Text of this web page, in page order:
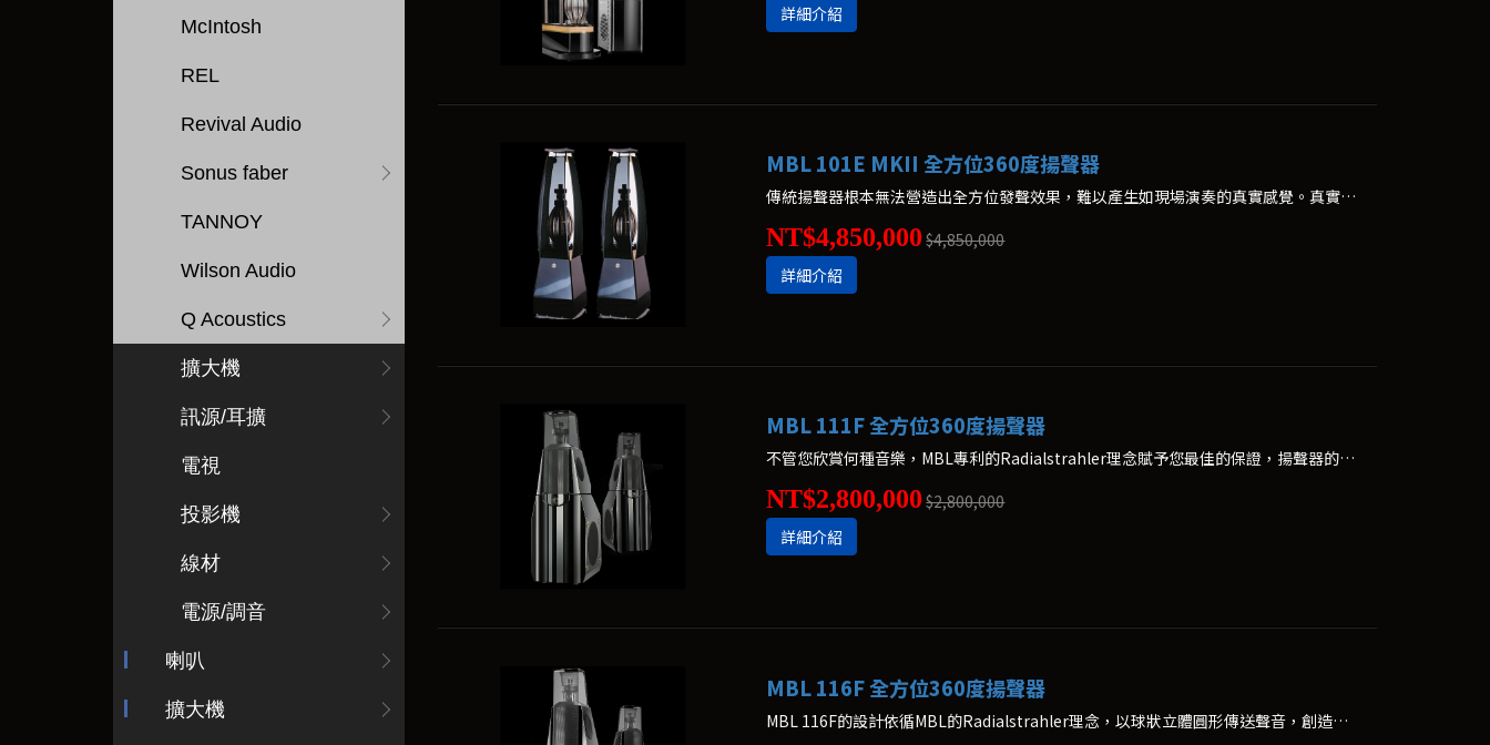
McIntosh
REL
Revival Audio
Sonus faber
TANNOY
Wilson Audio
Q Acoustics
擴大機
訊源/耳擴
電視
投影機
線材
電源/調音
喇叭
擴大機
詳細介紹
MBL 101E MKII 全方位360度揚聲器
傳統揚聲器根本無法營造出全方位發聲效果，難以產生如現場演奏的真實感覺。真實演奏效果是 包含了直射、反射、復雜而富泛音的聲響。
NT$4,850,000 $4,850,000
詳細介紹
MBL 111F 全方位360度揚聲器
不管您欣賞何種音樂，MBL專利的Radialstrahler理念賦予您最佳的保證，揚聲器的聲音以球狀立體圓形傳送，創造出自然的三度空間效果。
NT$2,800,000 $2,800,000
詳細介紹
MBL 116F 全方位360度揚聲器
MBL 116F的設計依循MBL的Radialstrahler理念，以球狀立體圓形傳送聲音，創造出寬廣深遠的自然音場。